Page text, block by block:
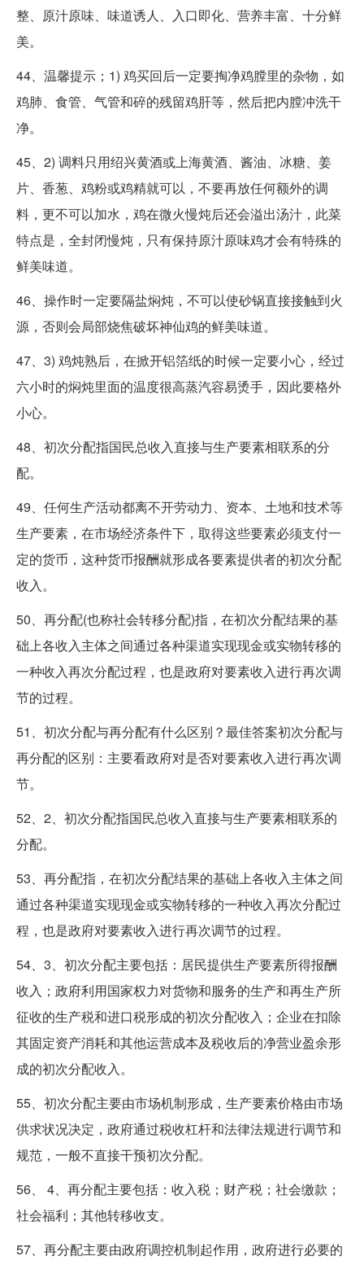
整、原汁原味、味道诱人、入口即化、营养丰富、十分鲜
美。
44、温馨提示；1) 鸡买回后一定要掏净鸡膛里的杂物，如
鸡肺、食管、气管和碎的残留鸡肝等，然后把内膛冲洗干
净。
45、2) 调料只用绍兴黄酒或上海黄酒、酱油、冰糖、姜
片、香葱、鸡粉或鸡精就可以，不要再放任何额外的调
料，更不可以加水，鸡在微火慢炖后还会溢出汤汁，此菜
特点是，全封闭慢炖，只有保持原汁原味鸡才会有特殊的
鲜美味道。
46、操作时一定要隔盐焖炖，不可以使砂锅直接接触到火
源，否则会局部烧焦破坏神仙鸡的鲜美味道。
47、3) 鸡炖熟后，在掀开铝箔纸的时候一定要小心，经过
六小时的焖炖里面的温度很高蒸汽容易烫手，因此要格外
小心。
48、初次分配指国民总收入直接与生产要素相联系的分
配。
49、任何生产活动都离不开劳动力、资本、土地和技术等
生产要素，在市场经济条件下，取得这些要素必须支付一
定的货币，这种货币报酬就形成各要素提供者的初次分配
收入。
50、再分配(也称社会转移分配)指，在初次分配结果的基
础上各收入主体之间通过各种渠道实现现金或实物转移的
一种收入再次分配过程，也是政府对要素收入进行再次调
节的过程。
51、初次分配与再分配有什么区别？最佳答案初次分配与
再分配的区别：主要看政府对是否对要素收入进行再次调
节。
52、2、初次分配指国民总收入直接与生产要素相联系的
分配。
53、再分配指，在初次分配结果的基础上各收入主体之间
通过各种渠道实现现金或实物转移的一种收入再次分配过
程，也是政府对要素收入进行再次调节的过程。
54、3、初次分配主要包括：居民提供生产要素所得报酬
收入；政府利用国家权力对货物和服务的生产和再生产所
征收的生产税和进口税形成的初次分配收入；企业在扣除
其固定资产消耗和其他运营成本及税收后的净营业盈余形
成的初次分配收入。
55、初次分配主要由市场机制形成，生产要素价格由市场
供求状况决定，政府通过税收杠杆和法律法规进行调节和
规范，一般不直接干预初次分配。
56、 4、再分配主要包括：收入税；财产税；社会缴款；
社会福利；其他转移收支。
57、再分配主要由政府调控机制起作用，政府进行必要的